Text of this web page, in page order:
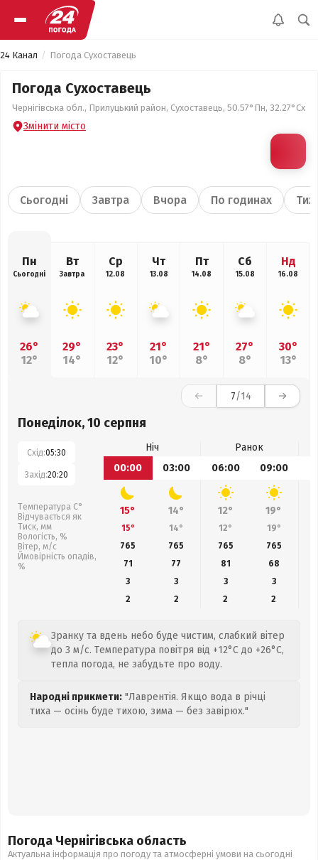
24 Канал Погода Сухоставець
Погода Сухоставець
Чернігівська обл., Прилуцький район, Сухоставець, 50.57°Пн, 32.27°Сх
Змінити місто
Сьогодні Завтра Вчора По годинах
Пн
Сьогодні
26°
12°
Вт
Завтра
29°
14°
Ср
12.08
23°
12°
Чт
13.08
21°
10°
Пт
14.08
21°
8°
Сб
15.08
27°
8°
Нд
16.08
30°
13°
7/14
Понеділок, 10 серпня
Схід:05:30
Захід:20:20
Температура С°
Відчувається як
Тиск, мм
Вологість, %
Вітер, м/с
Ймовірність опадів,
%
Ніч
Ранок
00:00
03:00 06:00 09:00
15° 14° 12° 19°
15° 14° 12° 19°
765
765 765 765
71
77 81 68
3
3 3
3
2
2 2 2
Зранку та вдень небо буде чистим, слабкий вітер
до 3 м/с. Температура повітря від +12°C до +26°C,
тепла погода, не забудьте про воду.
Народні прикмети: "Лаврентія. Якщо вода в річці
тиха — осінь буде тихою, зима — без завірюх."
Погода Чернігівська область
Актуальна інформація про погоду та атмосферні умови на сьогодні